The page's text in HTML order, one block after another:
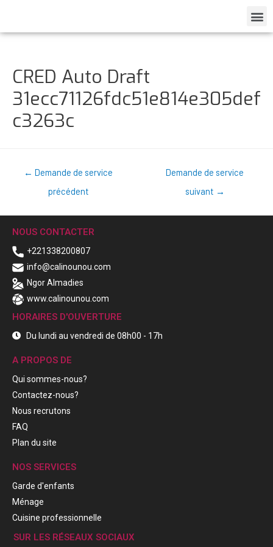
CRED Auto Draft
31ecc71126fdc51e814e305def
c3263c
← Demande de service
précédent
Demande de service
suivant →
NOUS CONTACTER
+221338200807
info@calinounou.com
Ngor Almadies
www.calinounou.com
HORAIRES D'OUVERTURE
Du lundi au vendredi de 08h00 - 17h
A PROPOS DE
Qui sommes-nous?
Contactez-nous?
Nous recrutons
FAQ
Plan du site
NOS SERVICES
Garde d'enfants
Ménage
Cuisine professionnelle
SUR LES RÉSEAUX SOCIAUX